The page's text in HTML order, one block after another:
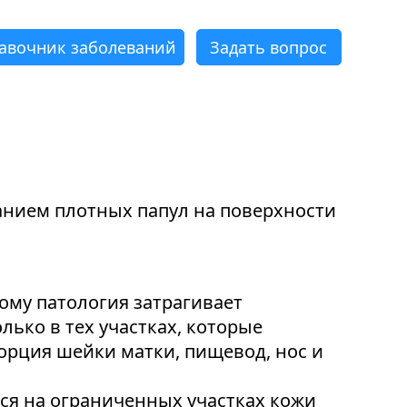
заболеваний Задать вопрос
плотных папул на поверхности
патология затрагивает
в тех участках, которые
шейки матки, пищевод, нос и
на ограниченных участках кожи